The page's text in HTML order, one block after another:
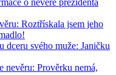
Roztřískala jsem jeho
dceru svého muže: Janičku
nevěru: Prověrku nemá,